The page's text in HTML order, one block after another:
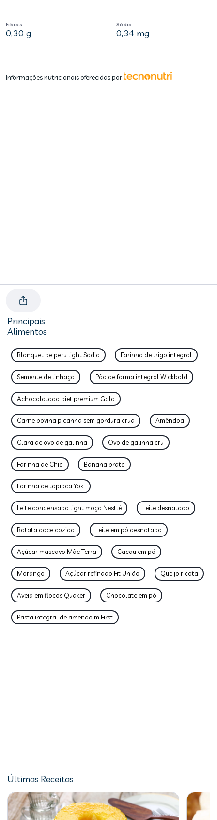
Fibras
0,30 g
Sódio
0,34 mg
Informações nutricionais oferecidas por
Principais
Alimentos
Blanquet de peru light Sadia Farinha de trigo integral
Semente de linhaça Pão de forma integral Wickbold
Achocolatado diet premium Gold
Carne bovina picanha sem gordura crua Amêndoa
Clara de ovo de galinha Ovo de galinha cru
Farinha de Chia Banana prata
Farinha de tapioca Yoki
Leite condensado light moça Nestlé Leite desnatado
Batata doce cozida Leite em pó desnatado
Açúcar mascavo Mãe Terra Cacau em pó
Morango Açúcar refinado Fit União Queijo ricota
Aveia em flocos Quaker Chocolate em pó
Pasta integral de amendoim First
Últimas Receitas